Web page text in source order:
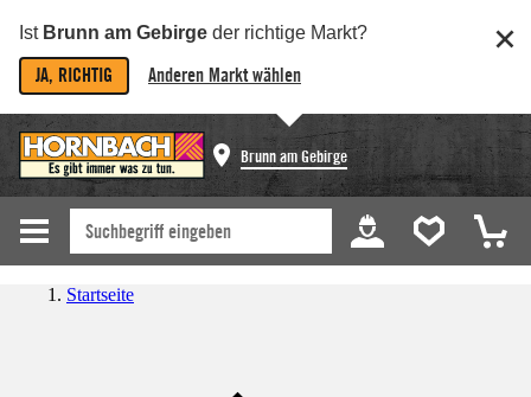
Ist Brunn am Gebirge der richtige Markt?
JA, RICHTIG Anderen Markt wählen
Brunn am Gebirge
Startseite